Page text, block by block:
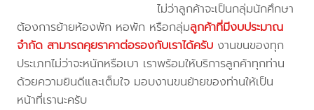
ไม่ว่าลูกค้าจะเป็นกลุ่มนักศึกษา
ต้องการย้ายห้องพัก หอพัก หรือกลุ่มลูกค้าที่มีงบประมาณ
จำกัด สามารถคุยราคาต่อรองกับเราได้ครับ งานขนของทุก
ประเภทไม่ว่าจะหนักหรือเบา เราพร้อมให้บริการลูกค้าทุกท่าน
ด้วยความยินดีและเต็มใจ มอบงานขนย้ายของท่านให้เป็น
หน้าที่เรานะครับ